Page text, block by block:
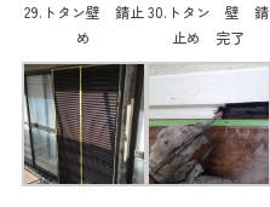
29.トタン壁 錆止
め
30.トタン 壁 錆
止め 完了